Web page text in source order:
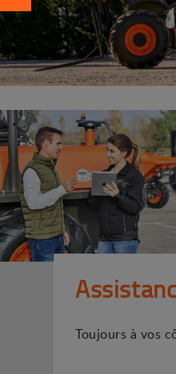
Toujours à vos